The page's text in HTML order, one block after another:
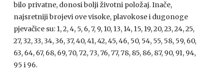
bilo privatne, donosi bolji životni položaj. Inače,
najsretniji brojevi ove visoke, plavokose i dugonoge
pjevačice su: 1, 2, 4, 5, 6, 7, 9, 10, 13, 14, 15, 19, 20, 23, 24, 25,
27, 32, 33, 34, 36, 37, 40, 41, 42, 45, 46, 50, 54, 55, 58, 59, 60,
63, 64, 67, 68, 69, 70, 72, 73, 76, 77, 78, 85, 86, 87, 90, 91, 94,
95 i 96.